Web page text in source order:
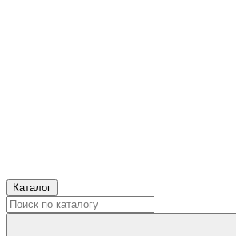
Каталог